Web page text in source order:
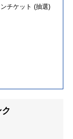
チケット (抽選)